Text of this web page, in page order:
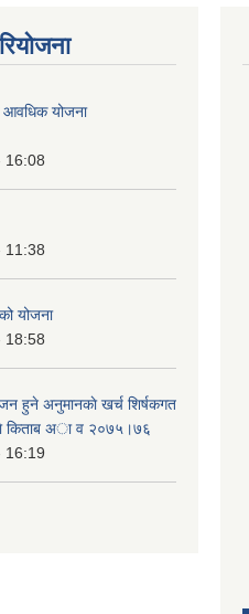
आवधिक योजना
16:08
11:38
योजना
18:58
हुने अनुमानकाे खर्च शिर्षकगत
किताब अा‍ व २‍०७५।७६
16:19